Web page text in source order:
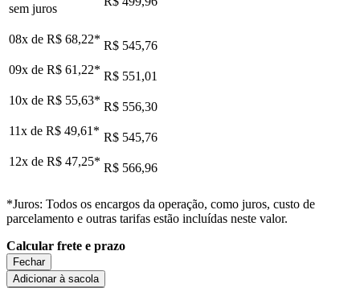
sem juros
08x de R$ 68,22* R$ 545,76
09x de R$ 61,22* R$ 551,01
10x de R$ 55,63* R$ 556,30
11x de R$ 49,61 * R$ 545,76
12x de R$ 47,25* R$ 566,96
*Juros: Todos os encargos da operação, como juros, custo de
parcelamento e outras tarifas estão incluídas neste valor.
Calcular frete e prazo
Fechar
Adicionar à sacola